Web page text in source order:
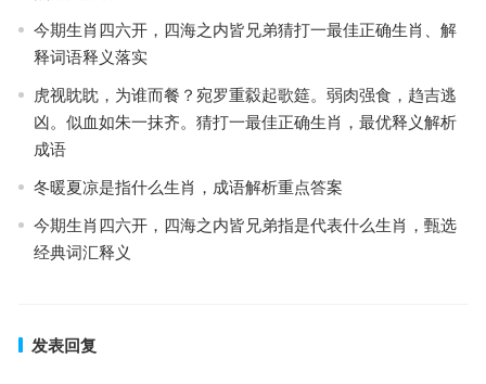
今期生肖四六开，四海之内皆兄弟猜打一最佳正确生肖、解
释词语释义落实
虎视眈眈，为谁而餐？宛罗重縠起歌筵。弱肉强食，趋吉逃
凶。似血如朱一抹齐。猜打一最佳正确生肖，最优释义解析
成语
冬暖夏凉是指什么生肖，成语解析重点答案
今期生肖四六开，四海之内皆兄弟指是代表什么生肖，甄选
经典词汇释义
发表回复